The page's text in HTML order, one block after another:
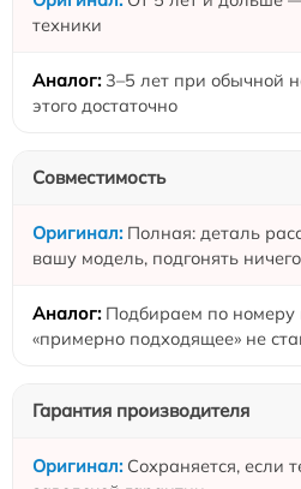
техники
3–5 лет при обычной
этого достаточно
Совместимость
Полная: деталь
вашу модель, подгонять
Подбираем по
«примерно подходящее» не
Гарантия производителя
Сохраняется, если